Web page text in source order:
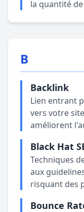
la quantité
B
Backlink
Lien entrant
vers votre
améliorent
Black Hat
Techniques
aux
risquant des
Bounce